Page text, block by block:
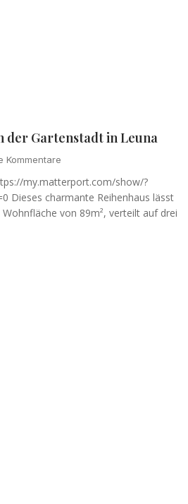
der Gartenstadt in Leuna
Kommentare
my.matterport.com/show/?
Dieses charmante Reihenhaus lässt
von 89m², verteilt auf drei